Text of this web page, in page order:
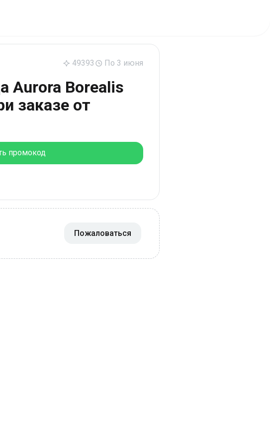
49393 По 3 июня
Aurora Borealis
заказе от
промокод
Пожаловаться